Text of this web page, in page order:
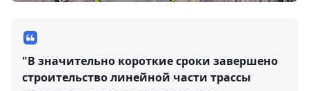
"В значительно короткие сроки завершено
строительство линейной части трассы